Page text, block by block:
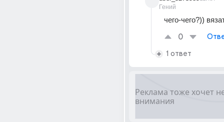
Гений
чего-чего?))
0
1 ответ